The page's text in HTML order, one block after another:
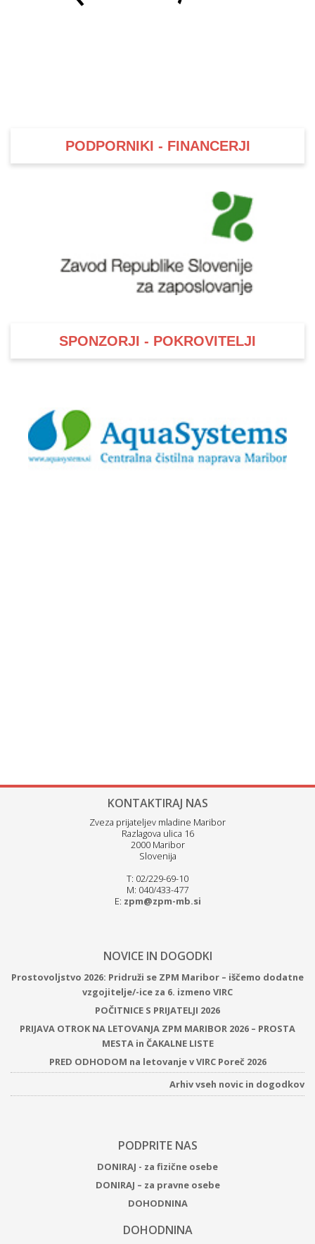
PODPORNIKI - FINANCERJI
SPONZORJI - POKROVITELJI
KONTAKTIRAJ NAS
Zveza prijateljev mladine Maribor
Razlagova ulica 16
2000 Maribor
Slovenija
T: 02/229-69-10
M: 040/433-477
E: zpm@zpm-mb.si
NOVICE IN DOGODKI
Prostovoljstvo 2026: Pridruži se ZPM Maribor – iščemo dodatne
vzgojitelje/-ice za 6. izmeno VIRC
POČITNICE S PRIJATELJI 2026
PRIJAVA OTROK NA LETOVANJA ZPM MARIBOR 2026 – PROSTA
MESTA in ČAKALNE LISTE
PRED ODHODOM na letovanje v VIRC Poreč 2026
Arhiv vseh novic in dogodkov
PODPRITE NAS
DONIRAJ - za fizične osebe
DONIRAJ – za pravne osebe
DOHODNINA
DOHODNINA